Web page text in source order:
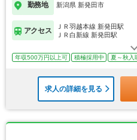
勤務地 新潟県 新発田市
アクセス
ＪＲ羽越本線 新発田駅
ＪＲ白新線 新発田駅
年収500万円以上可 積極採用中 夏～秋入
求人の詳細を見る